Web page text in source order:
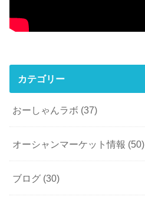
カテゴリー
おーしゃんラボ (37)
オーシャンマーケット情報 (50)
ブログ (30)